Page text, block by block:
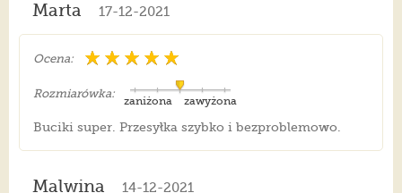
Marta 17-12-2021
Ocena:
Rozmiarówka:
zawyżona
zaniżona
Buciki super. Przesyłka szybko i bezproblemowo.
Malwina 14-12-2021